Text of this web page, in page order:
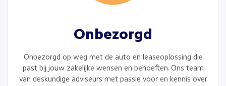
Onbezorgd
Onbezorgd op weg met de auto en leaseoplossing die
past bij jouw zakelijke wensen en behoeften. Ons team
van deskundige adviseurs met passie voor en kennis over